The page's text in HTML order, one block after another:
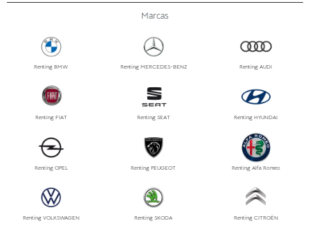
Marcas
Renting BMW Renting MERCEDES-BENZ Renting AUDI
Renting FIAT Renting SEAT Renting HYUNDAI
Renting OPEL Renting PEUGEOT Renting Alfa Romeo
Renting VOLKSWAGEN Renting SKODA Renting CITROËN